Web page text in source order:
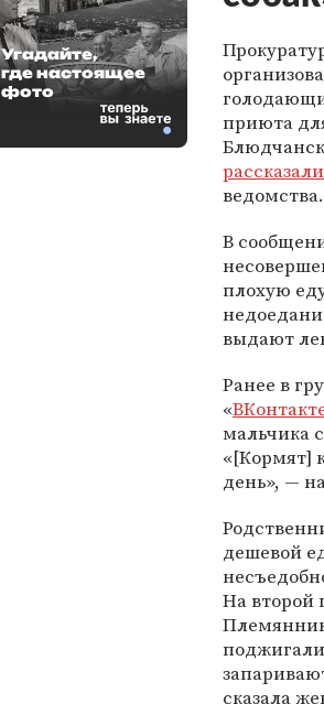
приюта
рассказали
ведомства.
В
плохую
выдают
Ранее в
«
мальчика
«[Кормят]
день», —
дешевой
На второй
сказала
Угадайте,
где настоящее
фото